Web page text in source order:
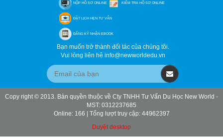
NỘP HỒ SƠ ONLINE KIỂM TRA HỒ SƠ ONLINE
ĐẶT LỊCH HẸN TƯ VẤN
ĐĂNG KÝ NHẬN EBOOK
Bạn muốn trở thành đối tác của chúng tôi.
Vui lòng liên hệ info@newworldedu.vn
Copy right © 2013. Bản quyền thuộc về Cty TNHH Tư Vấn Du Học New World -
MST: 0312237685
Online: 166 | Tổng lượt truy cập: 44962397
Duyệt desktop